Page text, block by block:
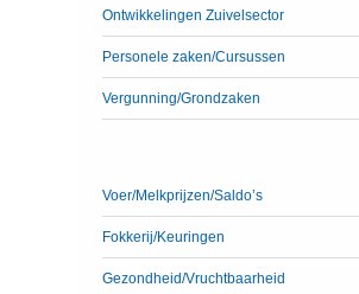
Ontwikkelingen Zuivelsector
Personele zaken/Cursussen
Vergunning/Grondzaken
Voer/Melkprijzen/Saldo’s
Fokkerij/Keuringen
Gezondheid/Vruchtbaarheid